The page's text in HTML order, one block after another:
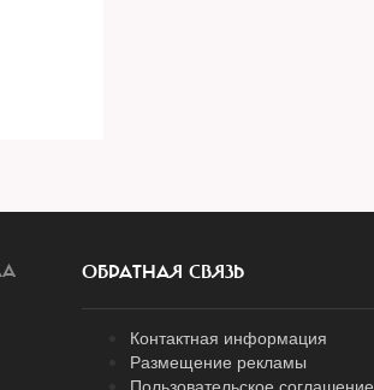
ОБРАТНАЯ СВЯЗЬ
Контактная информация
Размещение рекламы
Пользовательское соглашение